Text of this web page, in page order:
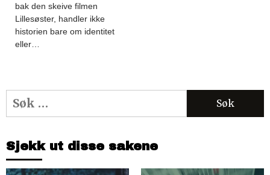
bak den skeive filmen
Lillesøster, handler ikke
historien bare om identitet
eller…
Søk
etter:
Sjekk ut disse sakene